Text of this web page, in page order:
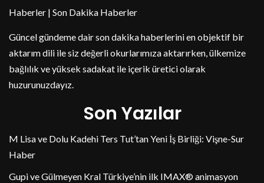
Haberler | Son Dakika Haberler
Güncel gündeme dair son dakika haberlerini en objektif bir
aktarım dili ile siz değerli okurlarımıza aktarırken, ülkemize
bağlılık ve yüksek sadakat ile içerik üretici olarak
huzurunuzdayız.
Son Yazılar
M Lisa ve Dolu Kadehi Ters Tut’tan Yeni İş Birliği: Vişne-Sur
Haber
Gupi ve Gülmeyen Kral Türkiye’nin ilk IMAX® animasyon